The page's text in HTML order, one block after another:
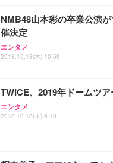
NMB48山本彩の卒業公演
催決定
エンタメ
2018.10.18(木) 10:59
TWICE、2019年ドームツア
エンタメ
2018.10.18(木) 6:18